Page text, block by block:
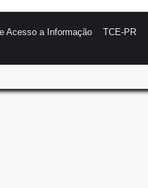
Acesso a Informação TCE-PR